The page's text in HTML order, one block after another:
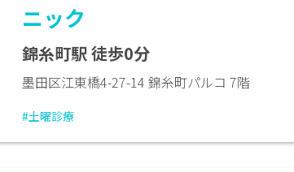
ニック
錦糸町駅 徒歩0分
墨田区江東橋4-27-14 錦糸町パルコ 7階
#土曜診療